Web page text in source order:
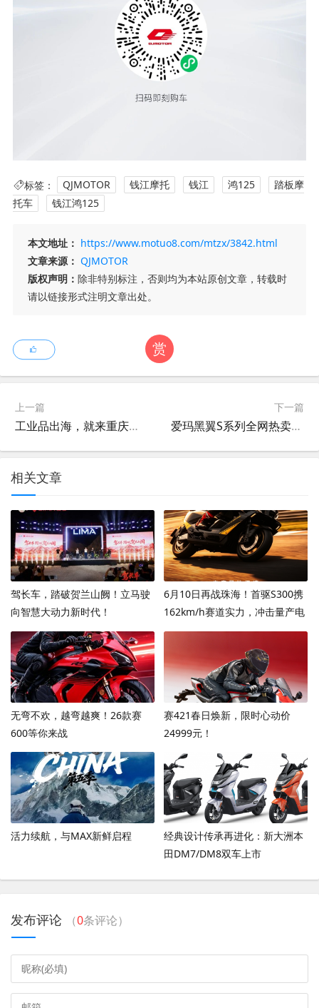
标签： QJMOTOR 钱江摩托 钱江 鸿125
踏板摩
托车
钱江鸿125
本文地址： https://www.motuo8.com/mtzx/3842.html
文章来源： QJMOTOR
版权声明： 除非特别标注，否则均为本站原创文章，转载时
请以链接形式注明文章出处。
赏
上一篇
工业品出海，就来重庆找答案 ——2026重庆跨境电商交易会9月焕新启航
下一篇
爱玛黑翼S系列全网热卖中！三款新车奔赴“全速热爱”
相关文章
驾长车，踏破贺兰山阙！立马驶
向智慧大动力新时代！
6月10日再战珠海！首驱S300携
162km/h赛道实力，冲击量产电
摩圈速新高度
无弯不欢，越弯越爽！26款赛
600等你来战
赛421春日焕新，限时心动价
24999元！
活力续航，与MAX新鲜启程
经典设计传承再进化：新大洲本
田DM7/DM8双车上市
发布评论 （0条评论）